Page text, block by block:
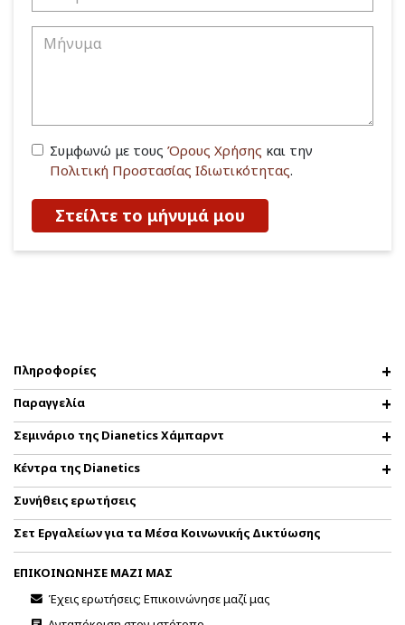
Συμφωνώ με τους Όρους Χρήσης και την
Πολιτική Προστασίας Ιδιωτικότητας.
Στείλτε το μήνυμά μου
Πληροφορίες
Παραγγελία
Σεμινάριο της Dianetics Χάμπαρντ
Κέντρα της Dianetics
Συνήθεις ερωτήσεις
Σετ Εργαλείων για τα Μέσα Κοινωνικής Δικτύωσης
ΕΠΙΚΟΙΝΩΝΗΣΕ ΜΑΖΙ ΜΑΣ
Έχεις ερωτήσεις; Επικοινώνησε μαζί μας